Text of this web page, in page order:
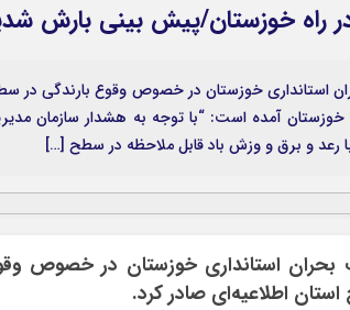
در راه خوزستان/پیش بینی بارش
استانداری خوزستان در خصوص وقوع بارندگی در سطح
خوزستان آمده است: “با توجه به هشدار سازمان
رعد و برق و وزش باد قابل ملاحظه در سطح […]
بحران استانداری خوزستان در خصوص
اطلاعیه‌ای صادر کرد.